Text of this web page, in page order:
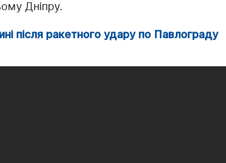
Дніпру.
після ракетного удару по Павлограду